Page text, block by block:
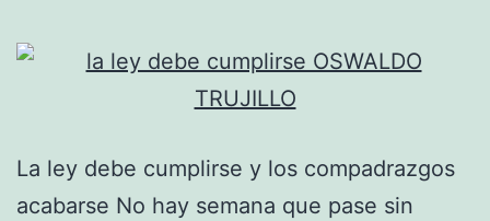
La ley debe cumplirse y los compadrazgos
acabarse No hay semana que pase sin